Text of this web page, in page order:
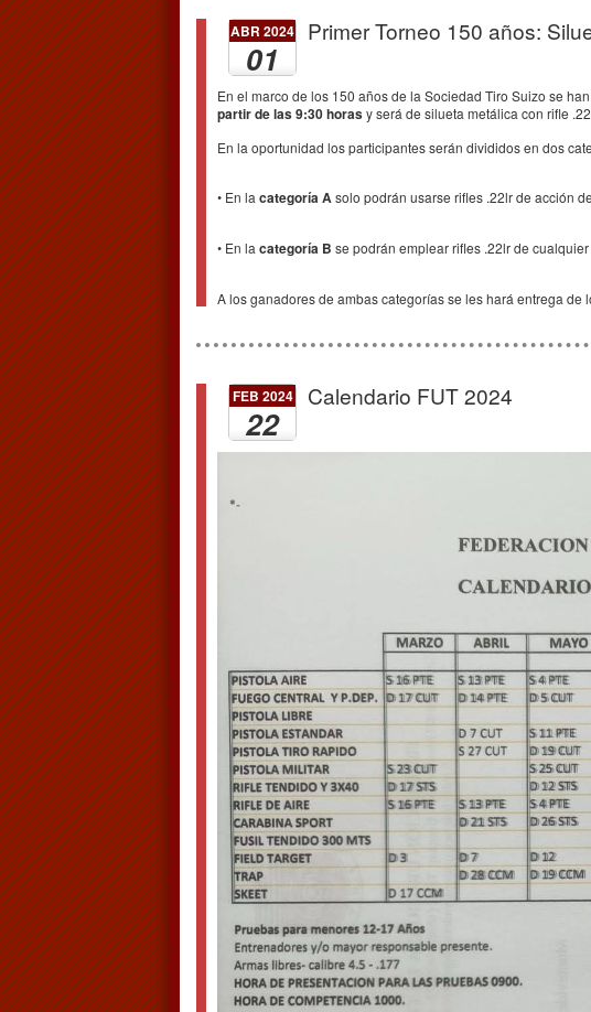
ABR 2024
01
Primer Torneo 150 años:
En el marco de los 150 años de la Sociedad Tiro Suizo se
partir de las 9:30 horasy será de silueta metálica con rifle
En la oportunidad los participantes serán divididos en dos
• En la categoría Asolo podrán usarse rifles .22lr de acción
• En la categoría B se podrán emplear rifles .22lr de
A los ganadores de ambas categorías se les hará entrega de
FEB 2024
22
Calendario FUT 2024